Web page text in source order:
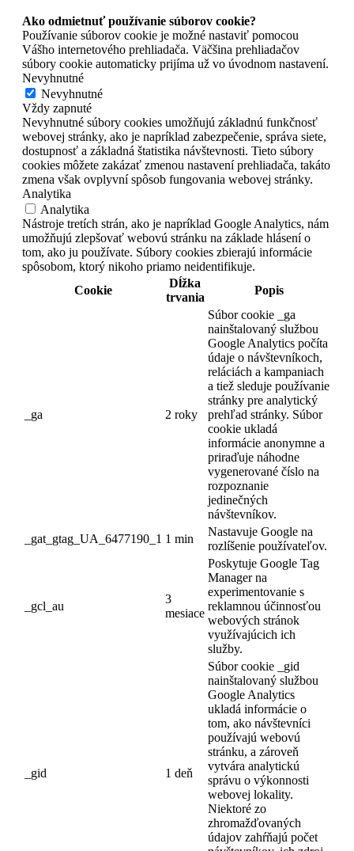
Ako odmietnuť používanie súborov cookie?
Používanie súborov cookie je možné nastaviť pomocou
Vášho internetového prehliadača. Väčšina prehliadačov
súbory cookie automaticky prijíma už vo úvodnom nastavení.
Nevyhnutné
Nevyhnutné
Vždy zapnuté
Nevyhnutné súbory cookies umožňujú základnú funkčnosť
webovej stránky, ako je napríklad zabezpečenie, správa siete,
dostupnosť a základná štatistika návštevnosti. Tieto súbory
cookies môžete zakázať zmenou nastavení prehliadača, takáto
zmena však ovplyvní spôsob fungovania webovej stránky.
Analytika
Analytika
Nástroje tretích strán, ako je napríklad Google Analytics, nám
umožňujú zlepšovať webovú stránku na základe hlásení o
tom, ako ju používate. Súbory cookies zbierajú informácie
spôsobom, ktorý nikoho priamo neidentifikuje.
Cookie
Dĺžka
trvania
Popis
_ga 2 roky
Súbor cookie _ga
nainštalovaný službou
Google Analytics počíta
údaje o návštevníkoch,
reláciách a kampaniach
a tiež sleduje používanie
stránky pre analytický
prehľad stránky. Súbor
cookie ukladá
informácie anonymne a
priraďuje náhodne
vygenerované číslo na
rozpoznanie
jedinečných
návštevníkov.
_gat_gtag_UA_6477190_1 1 min
Nastavuje Google na
rozlíšenie používateľov.
_gcl_au
3
mesiace
Poskytuje Google Tag
Manager na
experimentovanie s
reklamnou účinnosťou
webových stránok
využívajúcich ich
služby.
_gid 1 deň
Súbor cookie _gid
nainštalovaný službou
Google Analytics
ukladá informácie o
tom, ako návštevníci
používajú webovú
stránku, a zároveň
vytvára analytickú
správu o výkonnosti
webovej lokality.
Niektoré zo
zhromažďovaných
údajov zahŕňajú počet